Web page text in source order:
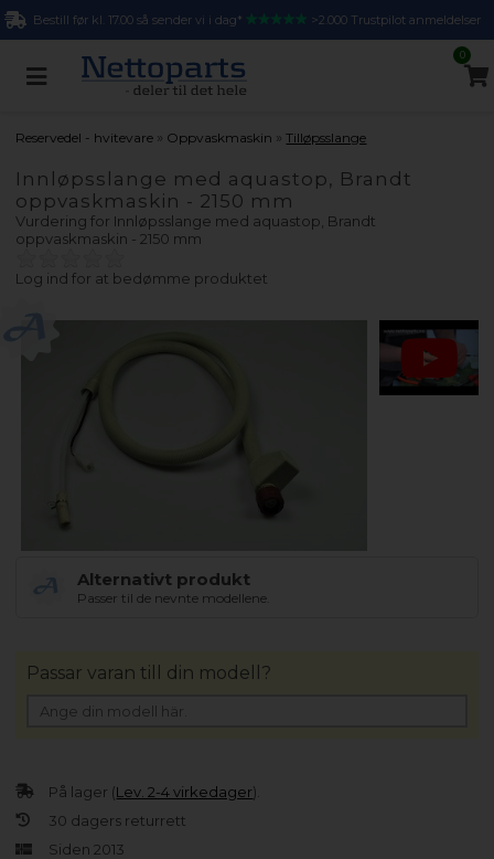
Bestill før kl. 17.00 så sender vi i dag* >2.000 Trustpilot anmeldelser
0
Reservedel - hvitevare » Oppvaskmaskin »Tilløpsslange
Innløpsslange med aquastop, Brandt
oppvaskmaskin - 2150 mm
Vurdering for Innløpsslange med aquastop, Brandt
oppvaskmaskin - 2150 mm
Log ind for at bedømme produktet
Alternativt produkt
Passer til de nevnte modellene.
På lager (Lev. 2-4 virkedager).
30 dagers returrett
Siden 2013
Passar varan till din modell?